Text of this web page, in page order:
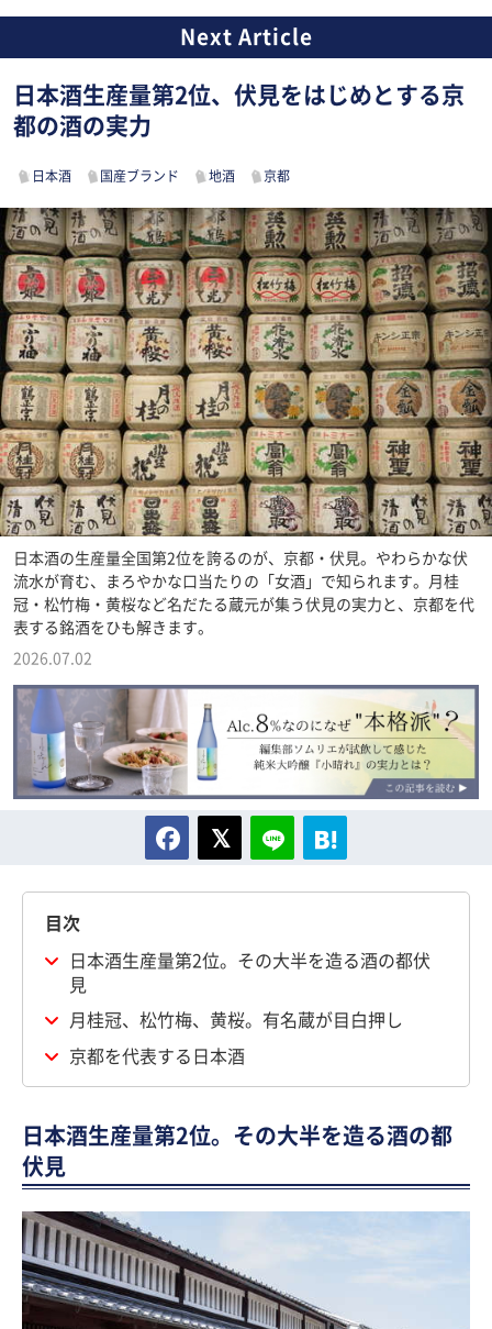
日本酒生産量第2位、伏見をはじめとする京
都の酒の実力
日本酒 国産ブランド 地酒 京都
日本酒の生産量全国第2位を誇るのが、京都・伏見。やわらかな伏
流水が育む、まろやかな口当たりの「女酒」で知られます。月桂
冠・松竹梅・黄桜など名だたる蔵元が集う伏見の実力と、京都を代
表する銘酒をひも解きます。
2026.07.02
目次
日本酒生産量第2位。その大半を造る酒の都伏
見
月桂冠、松竹梅、黄桜。有名蔵が目白押し
京都を代表する日本酒
日本酒生産量第2位。その大半を造る酒の都
伏見